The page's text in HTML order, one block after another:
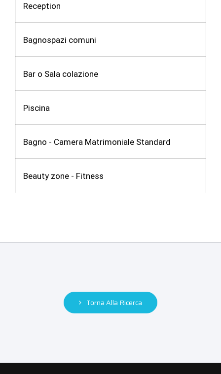
Reception
Bagnospazi comuni
Bar o Sala colazione
Piscina
Bagno - Camera Matrimoniale Standard
Beauty zone - Fitness
Torna Alla Ricerca